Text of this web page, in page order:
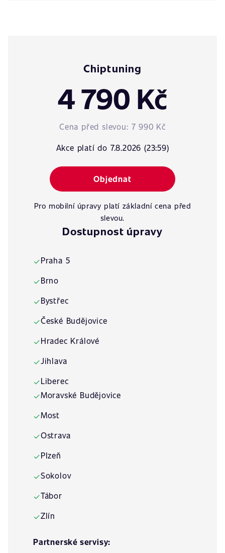
Chiptuning
4 790 Kč
Cena před slevou: 7 990 Kč
Akce platí do 7.8.2026 (23:59)
Objednat
Pro mobilní úpravy platí základní cena před
slevou.
Dostupnost úpravy
✓Praha 5
✓Brno
✓Bystřec
✓České Budějovice
✓Hradec Králové
✓Jihlava
✓Liberec
✓Moravské Budějovice
✓Most
✓Ostrava
✓Plzeň
✓Sokolov
✓Tábor
✓Zlín
Partnerské servisy: